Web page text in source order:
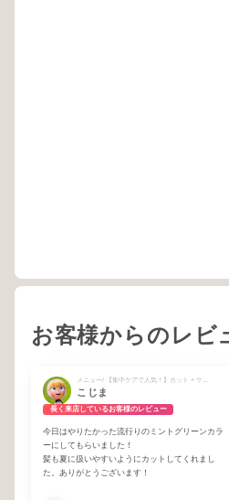
お客様からのレビ
こじま
長く来店しているお客様のレビュー
今日はやりたかった流行りのミントグリーンカラ
ーにしてもらいました！
髪も夏に扱いやすいようにカットしてくれまし
た。ありがとうございます！